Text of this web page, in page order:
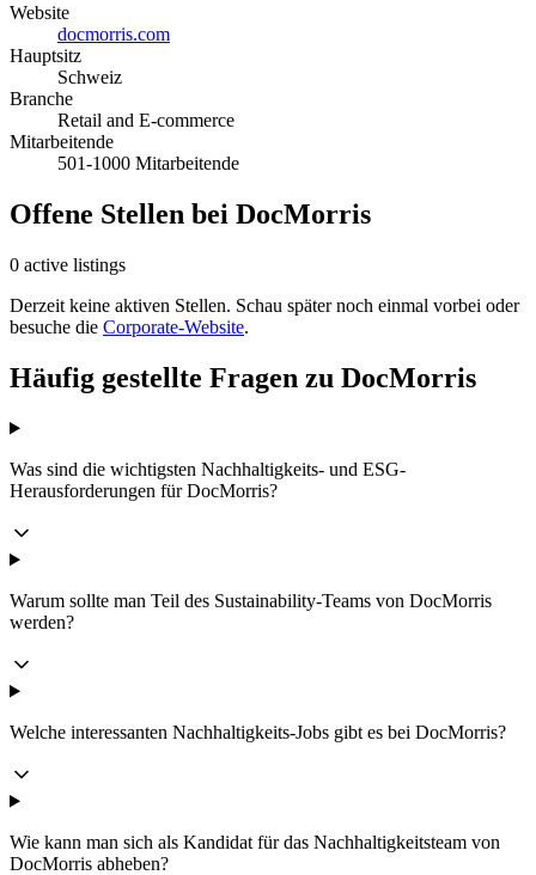
Website
docmorris.com
Hauptsitz
Schweiz
Branche
Retail and E-commerce
Mitarbeitende
501-1000 Mitarbeitende
Offene Stellen bei DocMorris
0 active listings
Derzeit keine aktiven Stellen. Schau später noch einmal vorbei oder
besuche die Corporate-Website.
Häufig gestellte Fragen zu DocMorris
Was sind die wichtigsten Nachhaltigkeits- und ESG-
Herausforderungen für DocMorris?
Warum sollte man Teil des Sustainability-Teams von DocMorris
werden?
Welche interessanten Nachhaltigkeits-Jobs gibt es bei DocMorris?
Wie kann man sich als Kandidat für das Nachhaltigkeitsteam von
DocMorris abheben?